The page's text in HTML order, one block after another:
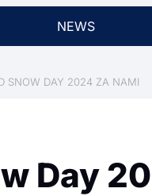
NEWS
SNOW DAY 2024 ZA NAMI
Day